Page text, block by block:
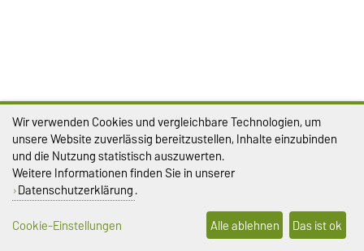
Wir verwenden Cookies und vergleichbare Technologien, um
unsere Website zuverlässig bereitzustellen, Inhalte einzubinden
und die Nutzung statistisch auszuwerten.
Weitere Informationen finden Sie in unserer
Datenschutzerklärung.
Cookie-Einstellungen
Alle ablehnen Das ist ok